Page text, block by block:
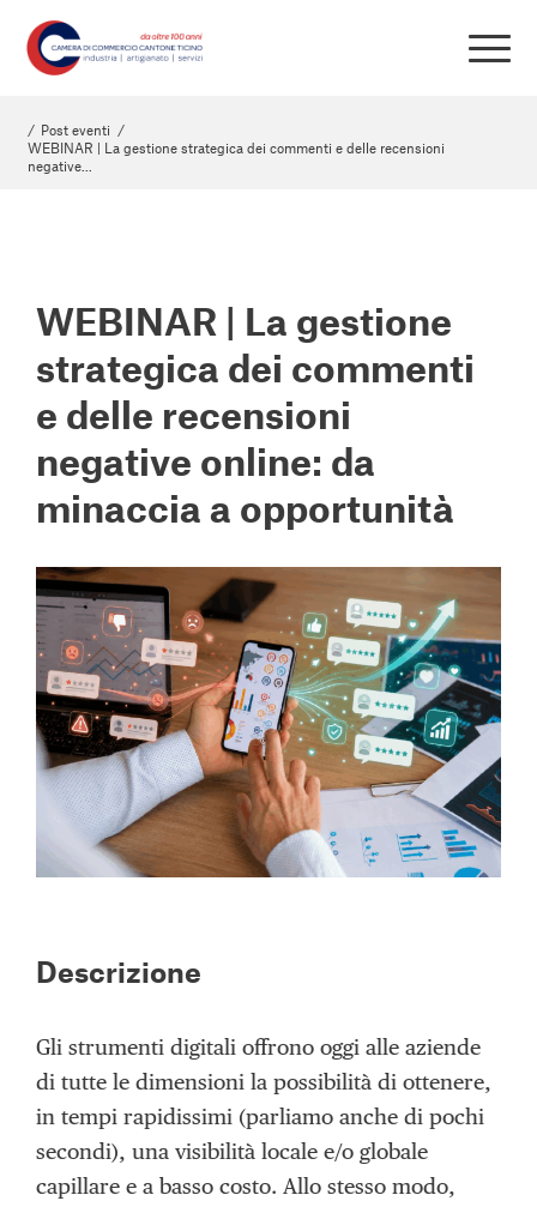
/ Post eventi /
WEBINAR | La gestione strategica dei commenti e delle recensioni
negative...
WEBINAR | La gestione
strategica dei commenti
e delle recensioni
negative online: da
minaccia a opportunità
Descrizione
Gli strumenti digitali offrono oggi alle aziende
di tutte le dimensioni la possibilità di ottenere,
in tempi rapidissimi (parliamo anche di pochi
secondi), una visibilità locale e/o globale
capillare e a basso costo. Allo stesso modo,